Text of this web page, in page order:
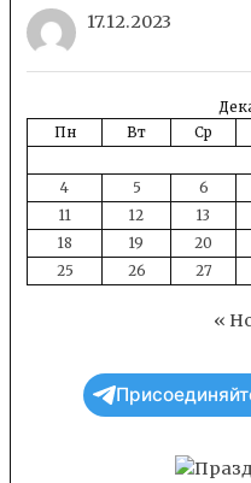
17.12.2023
Пн
Вт Ср
4
5 6
11
12 13
18
19 20
25
26 27
«